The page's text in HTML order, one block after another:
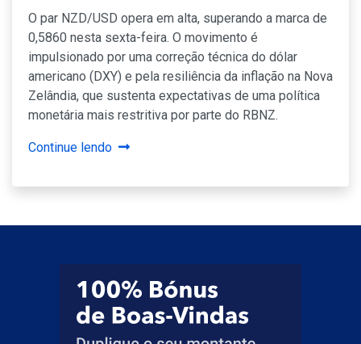
O par NZD/USD opera em alta, superando a marca de
0,5860 nesta sexta-feira. O movimento é
impulsionado por uma correção técnica do dólar
americano (DXY) e pela resiliência da inflação na Nova
Zelândia, que sustenta expectativas de uma política
monetária mais restritiva por parte do RBNZ.
Continue lendo